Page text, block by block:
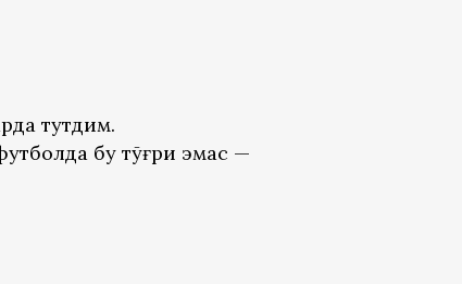
тутдим.
бу тўғри эмас —